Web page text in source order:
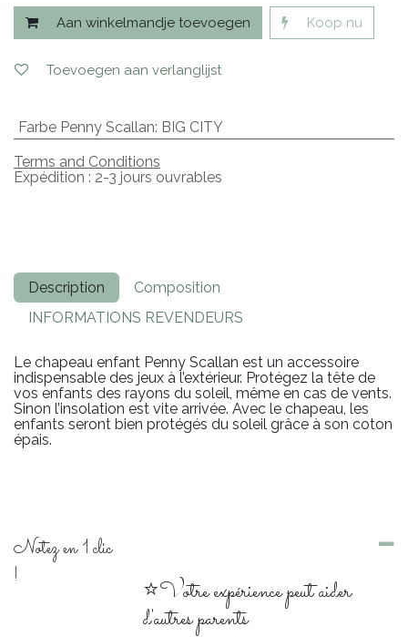
Aan winkelmandje toevoegen Koop nu
Toevoegen aan verlanglijst
Farbe Penny Scallan: BIG CITY
Terms and Conditions
Expédition : 2-3 jours ouvrables
Description
Composition
INFORMATIONS REVENDEURS
Le chapeau enfant Penny Scallan est un accessoire
indispensable des jeux à l’extérieur. Protégez la tête de
vos enfants des rayons du soleil, même en cas de vents.
Sinon l’insolation est vite arrivée. Avec le chapeau, les
enfants seront bien protégés du soleil grâce à son coton
épais.
Notez en 1 clic
!
⭐Votre expérience peut aider
d'autres parents